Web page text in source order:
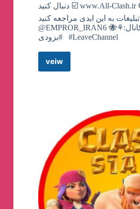
دنبال کنید ☑️ www.All-Clash.ir 🔴برای
تبلیغات به این ایدی مراجعه کنید :
@EMPROR_IRAN6 🐝⚘ربات کانال:
#بزودی ‌ ‌ #LeaveChannel
veiw
🔥